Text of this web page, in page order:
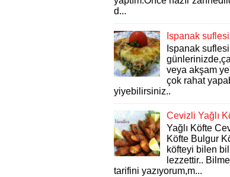
d...
Ispanak suflesi
Ispanak
veya akşam
çok rahat
yiyebilirsiniz..
Cevizli Yağlı
Yağlı Köfte
Köfte Bulgur
köfteyi bilen
lezzettir..
tarifini yazıyorum,m...